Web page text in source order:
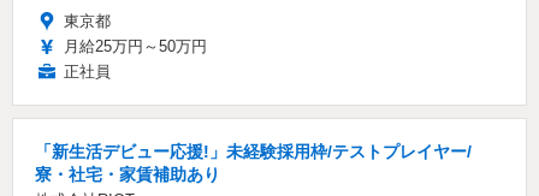
東京都
月給25万円～50万円
正社員
「新生活デビュー応援!」未経験採用枠/テストプレイヤー/
寮・社宅・家賃補助あり